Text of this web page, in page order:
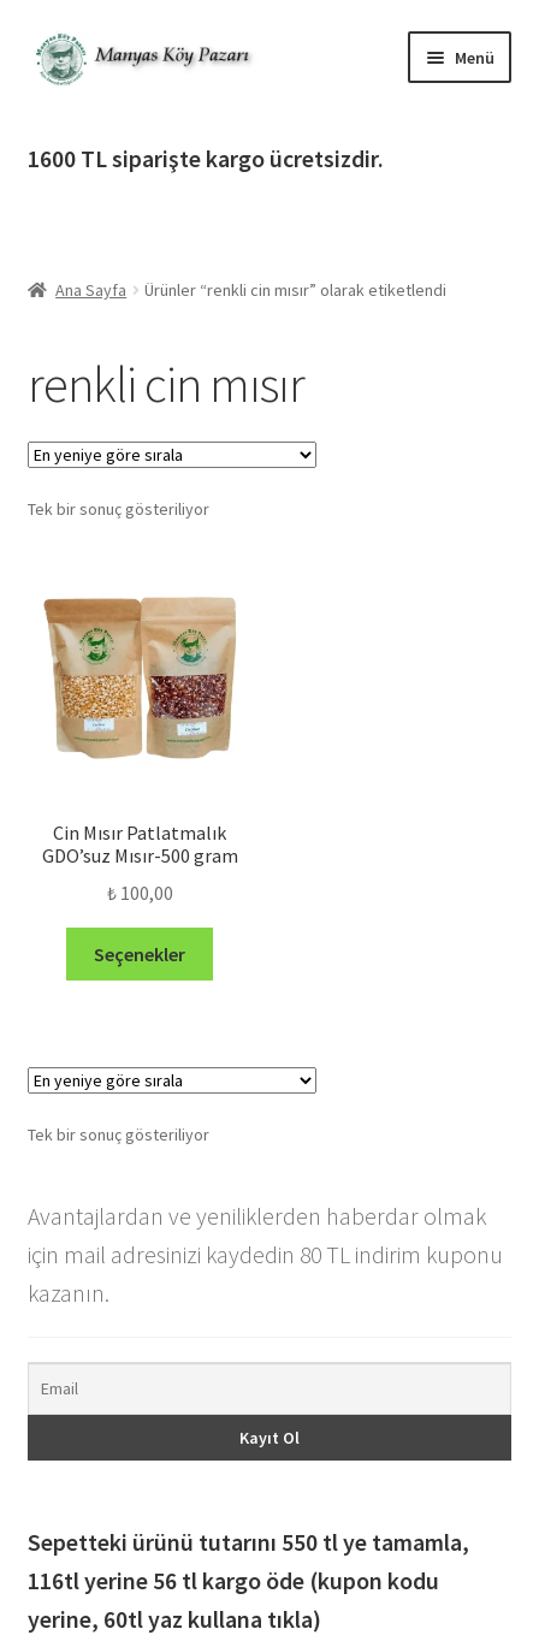
Dolaşıma
geç
İçeriğe
geç
Menü
İletişim
1600 TL siparişte kargo ücretsizdir.
Ana Sayfa Ürünler “renkli cin mısır” olarak etiketlendi
renkli cin mısır
Tek bir sonuç gösteriliyor
Cin Mısır Patlatmalık
GDO’suz Mısır-500 gram
₺100,00
Seçenekler
var.
seçilebilir
Tek bir sonuç gösteriliyor
Avantajlardan ve yeniliklerden haberdar olmak
için mail adresinizi kaydedin 80 TL indirim kuponu
kazanın.
Sepetteki ürünü tutarını 550 tl ye tamamla,
116tl yerine 56 tl kargo öde (kupon kodu
yerine, 60tl yaz kullana tıkla)